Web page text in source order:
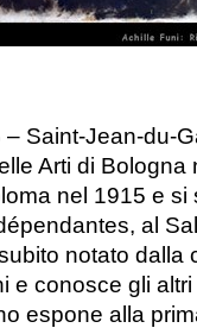
Saint-Jean-du-
Arti di
nel 1915 e si
al
notato dalla
e conosce gli
espone alla